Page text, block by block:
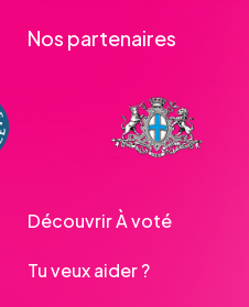
Nos partenaires
Découvrir À voté
Tu veux aider ?